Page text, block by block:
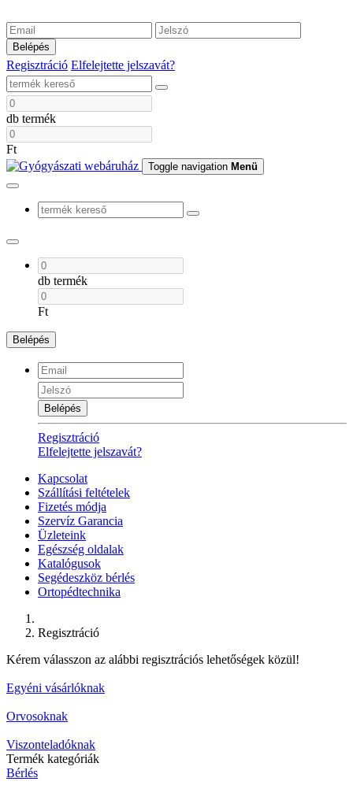
Belépés
Regisztráció Elfelejtette jelszavát?
db termék
Ft
Toggle navigation Menü
db termék
Ft
Belépés
Belépés
Regisztráció
Elfelejtette jelszavát?
Kapcsolat
Szállítási feltételek
Fizetés módja
Szervíz Garancia
Üzleteink
Egészség oldalak
Katalógusok
Segédeszköz bérlés
Ortopédtechnika
Regisztráció
Kérem válasszon az alábbi regisztrációs lehetőségek közül!
Egyéni vásárlóknak
Orvosoknak
Viszonteladóknak
Termék kategóriák
Bérlés